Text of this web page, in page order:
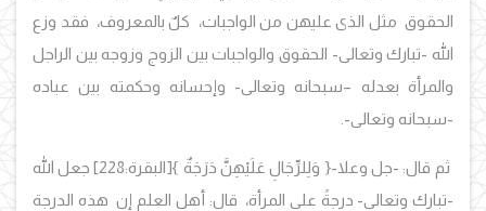
الحقوق مثل الذى عليهن من الواجبات، كلٌ بالمعروف، فقد وزع
الله -تبارك وتعالى- الحقوق والواجبات بين الزوج وزوجه بين الراجل
والمرأة بعدله –سبحانه وتعالى- وإحسانه وحكمته بين عباده
-سبحانه وتعالى-.
ثم قال: -جل وعلا-{ وَلِلرِّجَالِ عَلَيْهِنَّ دَرَجَةٌ }[البقرة:228
] جعل الله
-تبارك وتعالى- درجةً على المرأة، قال: أهل العلم إن هذه الدرجة